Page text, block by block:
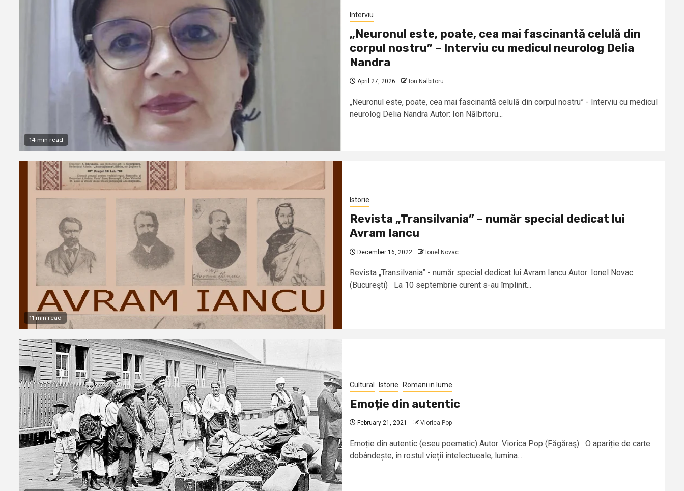
14 min read
Interviu
„Neuronul este, poate, cea mai fascinantă celulă din
corpul nostru” – Interviu cu medicul neurolog Delia
Nandra
April 27, 2026 Ion Nalbitoru
„Neuronul este, poate, cea mai fascinantă celulă din corpul nostru” - Interviu cu medicul
neurolog Delia Nandra Autor: Ion Nălbitoru...
11 min read
Istorie
Revista „Transilvania” – număr special dedicat lui
Avram Iancu
December 16, 2022 Ionel Novac
Revista „Transilvania” - număr special dedicat lui Avram Iancu Autor: Ionel Novac
(Bucureşti) La 10 septembrie curent s-au împlinit...
Cultural Istorie Romani in lume
Emoție din autentic
February 21, 2021 Viorica Pop
Emoție din autentic (eseu poematic) Autor: Viorica Pop (Făgăraş) O apariție de carte
dobândește, în rostul vieții intelectueale, lumina...